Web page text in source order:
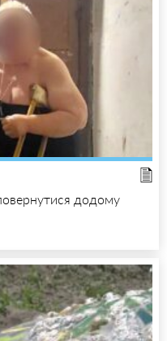
додому